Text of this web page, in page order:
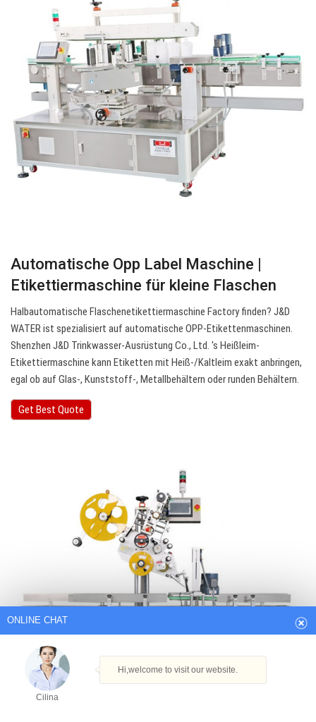
Automatische Opp Label Maschine |
Etikettiermaschine für kleine Flaschen
Halbautomatische Flaschenetikettiermaschine Factory finden? J&D
WATER ist spezialisiert auf automatische OPP-Etikettenmaschinen.
Shenzhen J&D Trinkwasser-Ausrüstung Co., Ltd. 's Heißleim-
Etikettiermaschine kann Etiketten mit Heiß-/Kaltleim exakt anbringen,
egal ob auf Glas-, Kunststoff-, Metallbehältern oder runden Behältern.
Get Best Quote
Hi,welcome to visit our website.
Cilina